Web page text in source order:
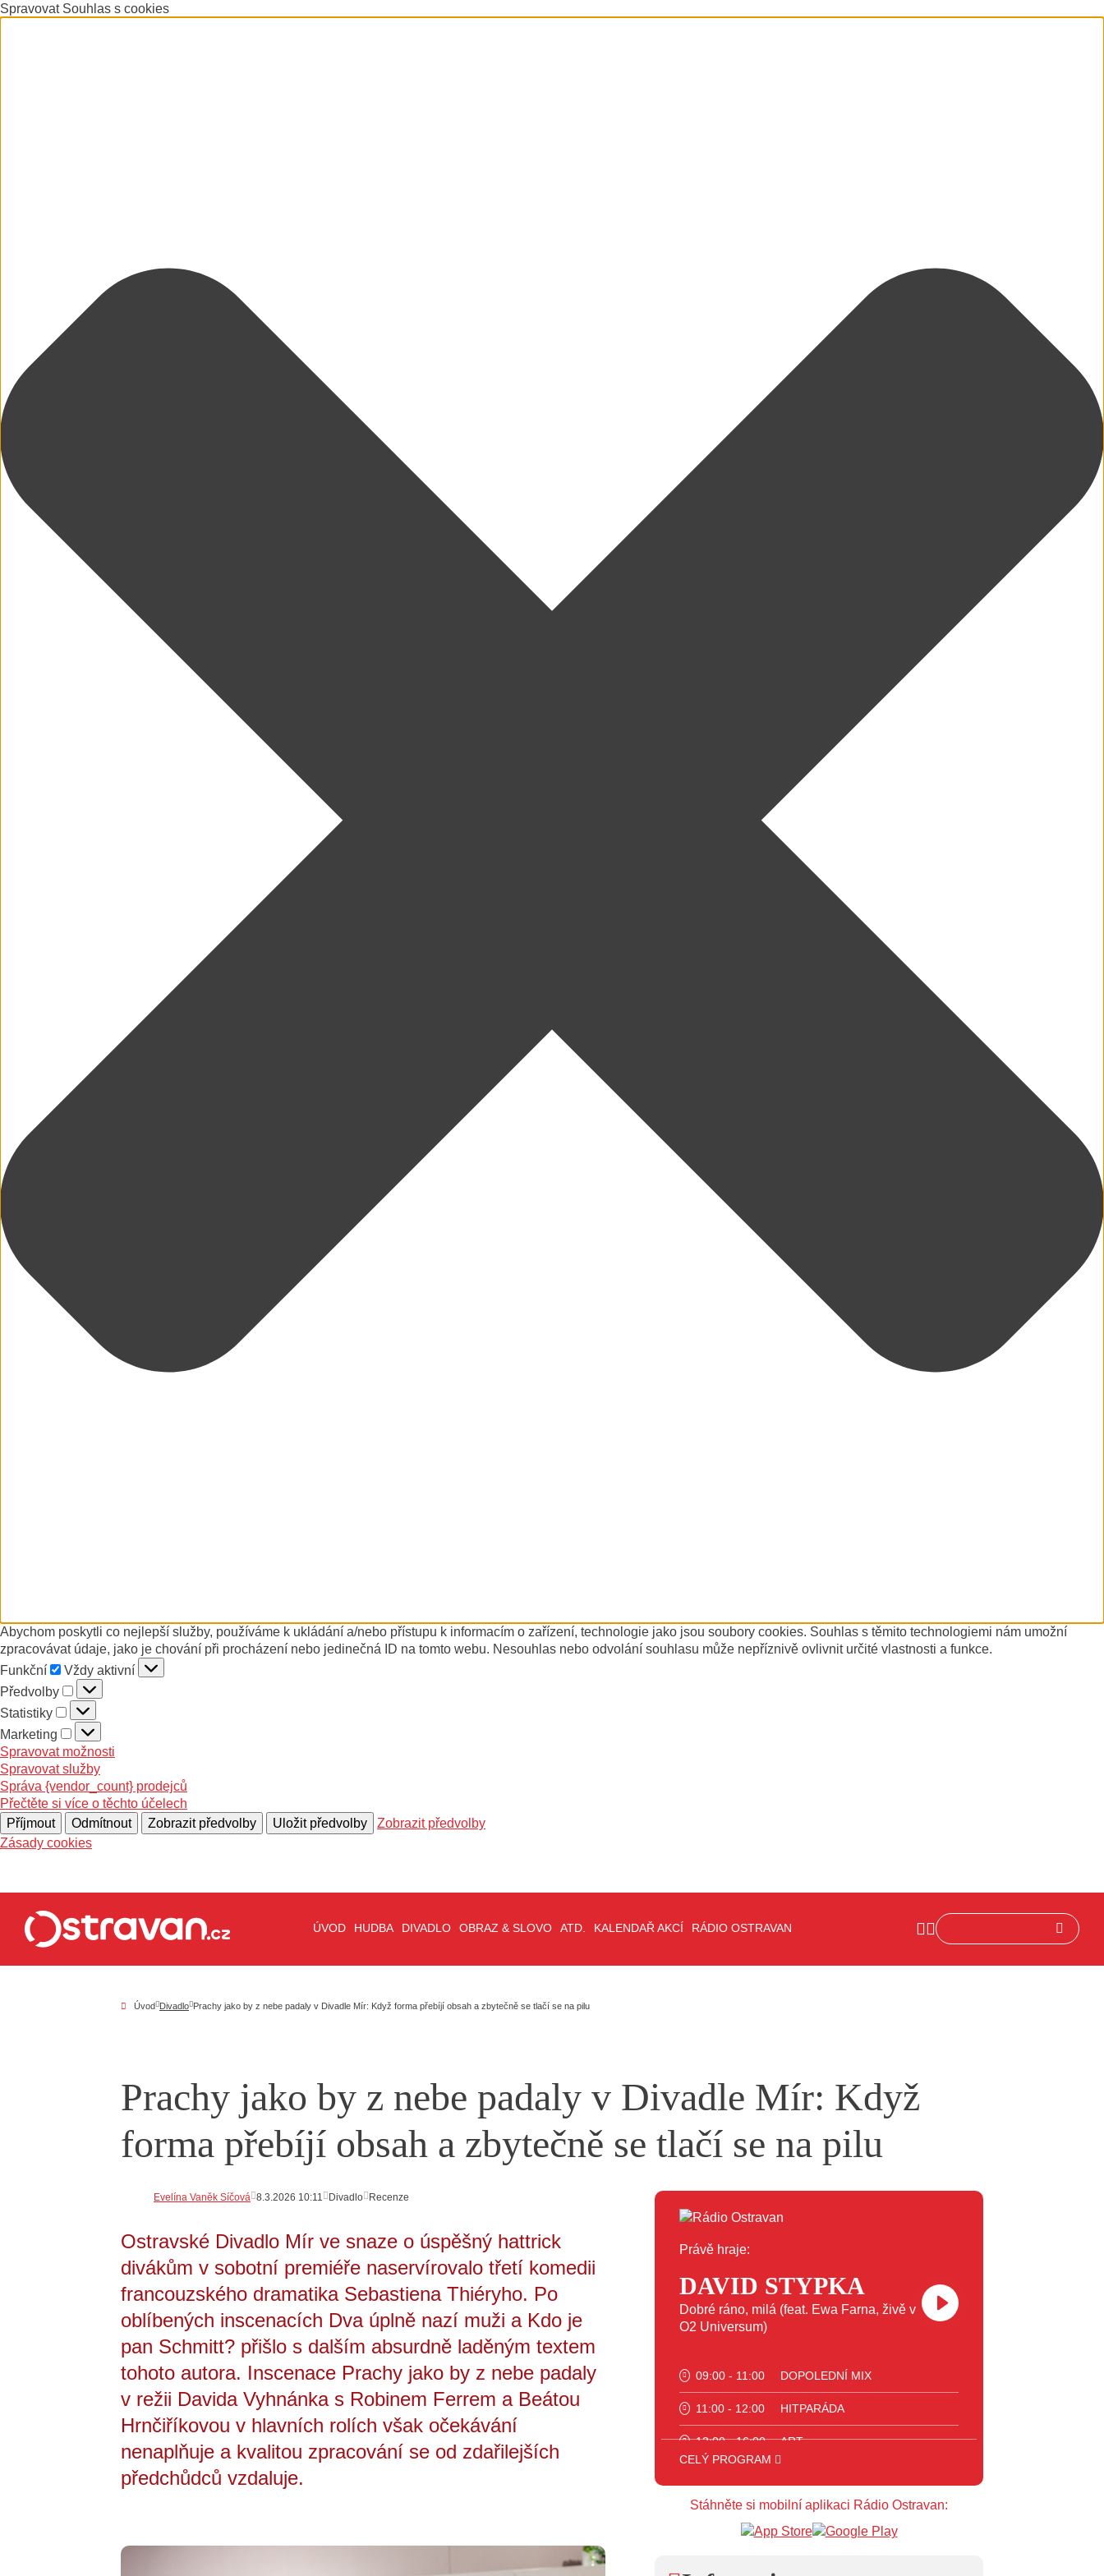
Spravovat Souhlas s cookies
Abychom poskytli co nejlepší služby, používáme k ukládání a/nebo přístupu k informacím o zařízení, technologie jako jsou soubory cookies. Souhlas s těmito technologiemi nám umožní
zpracovávat údaje, jako je chování při procházení nebo jedinečná ID na tomto webu. Nesouhlas nebo odvolání souhlasu může nepříznivě ovlivnit určité vlastnosti a funkce.
Funkční
Funkční
Vždy aktivní
Předvolby
Předvolby
Statistiky
Statistiky
Marketing
Marketing
Spravovat možnosti
Spravovat služby
Správa {vendor_count} prodejců
Přečtěte si více o těchto účelech
Příjmout
Odmítnout Zobrazit předvolby Uložit předvolby
Zobrazit předvolby
Zásady cookies
ÚVOD HUDBA DIVADLO OBRAZ & SLOVO ATD. KALENDAŘ AKCÍ RÁDIO OSTRAVAN
Úvod Divadlo Prachy jako by z nebe padaly v Divadle Mír: Když forma přebíjí obsah a zbytečně se tlačí se na pilu
Prachy jako by z nebe padaly v Divadle Mír: Když
forma přebíjí obsah a zbytečně se tlačí se na pilu
Evelína Vaněk Síčová 8.3.2026 10:11 Divadlo Recenze
Ostravské Divadlo Mír ve snaze o úspěšný hattrick
divákům v sobotní premiéře naservírovalo třetí komedii
francouzského dramatika Sebastiena Thiéryho. Po
oblíbených inscenacích Dva úplně nazí muži a Kdo je
pan Schmitt? přišlo s dalším absurdně laděným textem
tohoto autora. Inscenace Prachy jako by z nebe padaly
v režii Davida Vyhnánka s Robinem Ferrem a Beátou
Hrnčiříkovou v hlavních rolích však očekávání
nenaplňuje a kvalitou zpracování se od zdařilejších
předchůdců vzdaluje.
Právě hraje:
DAVID STYPKA
Dobré ráno, milá (feat. Ewa Farna, živě v
O2 Universum)
09:00 - 11:00 DOPOLEDNÍ MIX
11:00 - 12:00 HITPARÁDA
12:00 - 16:00 ART
18:00 - 23:00 VEČERNÍ MIX
23:00 - 00:00 POTICHU
CELÝ PROGRAM
Stáhněte si mobilní aplikaci Rádio Ostravan: